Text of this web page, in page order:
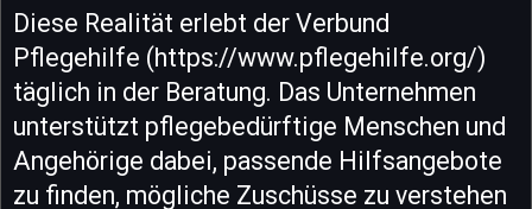
Diese Realität erlebt der Verbund
Pflegehilfe (https://www.pflegehilfe.org/)
täglich in der Beratung. Das Unternehmen
unterstützt pflegebedürftige Menschen und
Angehörige dabei, passende Hilfsangebote
zu finden, mögliche Zuschüsse zu verstehen